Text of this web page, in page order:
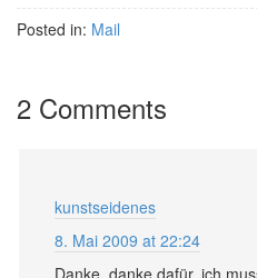
Posted in: Mail
2 Comments
kunstseidenes
8. Mai 2009 at 22:24
Danke, danke dafür, ich